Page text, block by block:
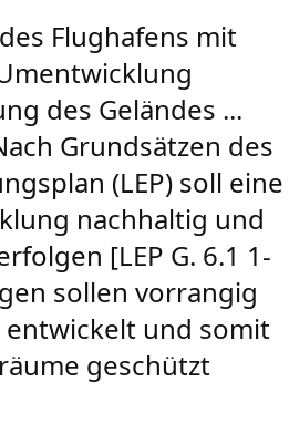
Flughafens mit
des Geländes ...
Grundsätzen des
(LEP) soll eine
nachhaltig und
[LEP G. 6.1 1-
sollen vorrangig
und somit
geschützt